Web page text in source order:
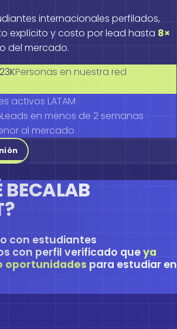
internacionales perfilados,
explícito y costo por lead hasta 8×
del mercado.
Personas en nuestra red
activos LATAM
Leads en menos de 2 semanas
al mercado
BECALAB
con estudiantes
con perfil verificado queya
oportunidades para estudiar en